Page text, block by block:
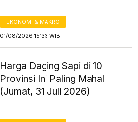
EKONOMI & MAKRO
01/08/2026 15:33 WIB
Harga Daging Sapi di 10
Provinsi Ini Paling Mahal
(Jumat, 31 Juli 2026)